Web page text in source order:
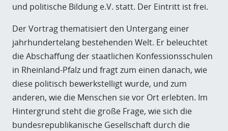
und politische Bildung e.V. statt. Der Eintritt ist frei.
Der Vortrag thematisiert den Untergang einer
jahrhundertelang bestehenden Welt. Er beleuchtet
die Abschaffung der staatlichen Konfessionsschulen
in Rheinland-Pfalz und fragt zum einen danach, wie
diese politisch bewerkstelligt wurde, und zum
anderen, wie die Menschen sie vor Ort erlebten. Im
Hintergrund steht die große Frage, wie sich die
bundesrepublikanische Gesellschaft durch die